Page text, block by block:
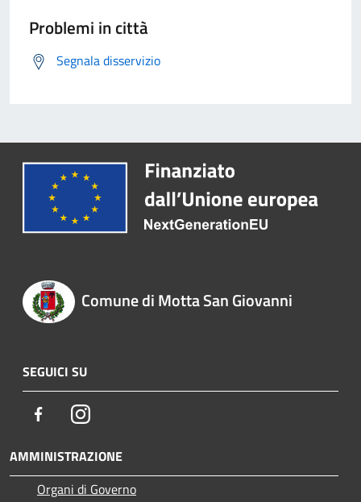
Problemi in città
Segnala disservizio
Comune di Motta San Giovanni
SEGUICI SU
FacebookInstagram
AMMINISTRAZIONE
Organi di Governo